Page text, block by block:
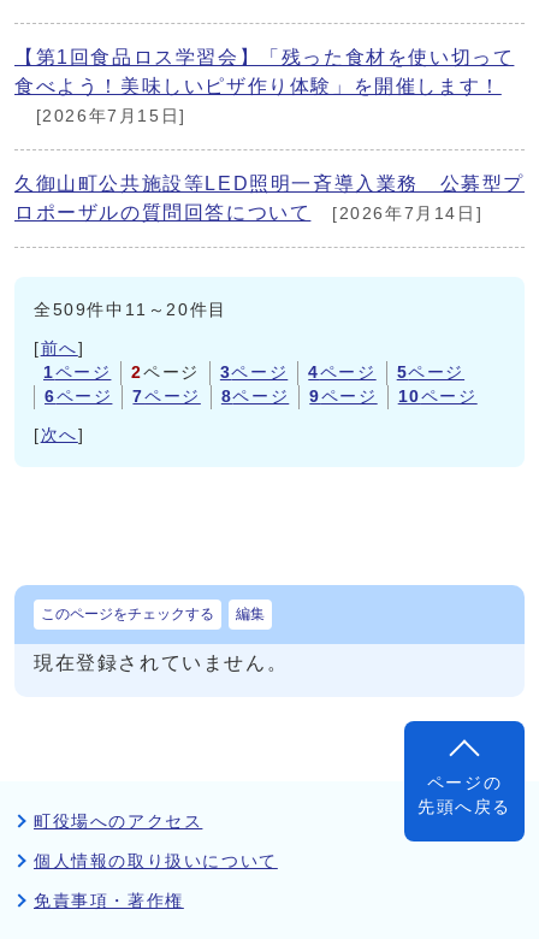
【第1回食品ロス学習会】「残った食材を使い切って
食べよう！美味しいピザ作り体験」を開催します！
[2026年7月15日]
久御山町公共施設等LED照明一斉導入業務 公募型プ
ロポーザルの質問回答について
[2026年7月14日]
全509件中11～20件目
[前へ]
1ページ 2ページ 3ページ 4ページ 5ページ
6ページ 7ページ 8ページ 9ページ 10ページ
[ 次へ]
このページをチェックする 編集
現在登録されていません。
ページの
先頭へ戻る
町役場へのアクセス
個人情報の取り扱いについて
免責事項・著作権